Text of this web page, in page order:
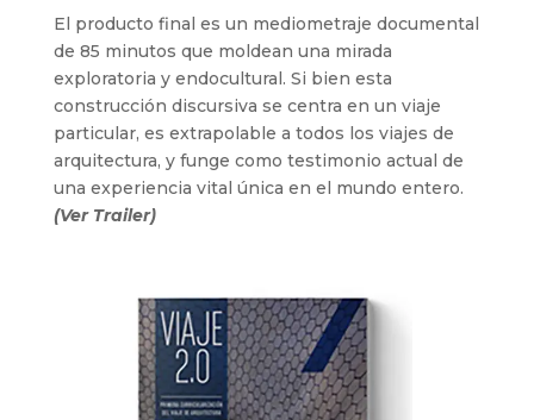
El producto final es un mediometraje documental
de 85 minutos que moldean una mirada
exploratoria y endocultural. Si bien esta
construcción discursiva se centra en un viaje
particular, es extrapolable a todos los viajes de
arquitectura, y funge como testimonio actual de
una experiencia vital única en el mundo entero.
(Ver Trailer)